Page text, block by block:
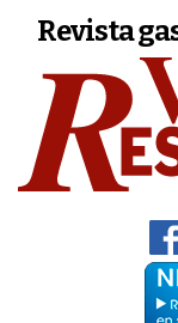
Revista